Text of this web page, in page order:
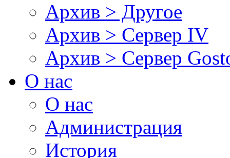
Архив > Другое
Архив > Сервер IV
Архив > Сервер
О нас
О нас
Администрация
История